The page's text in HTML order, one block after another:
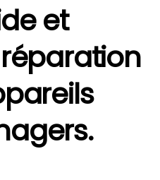
et